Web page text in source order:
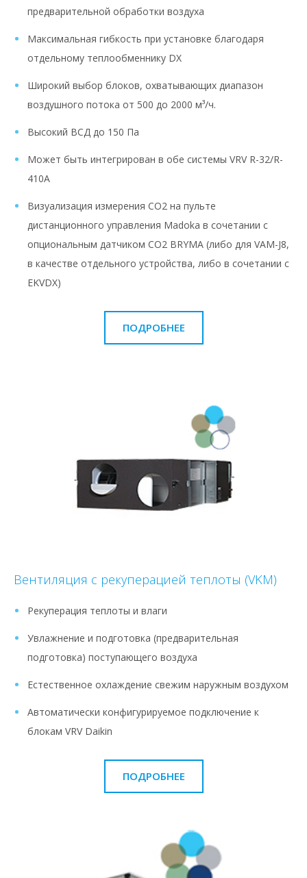
предварительной обработки воздуха
Максимальная гибкость при установке благодаря
отдельному теплообменнику DX
Широкий выбор блоков, охватывающих диапазон
воздушного потока от 500 до 2000 м³/ч.
Высокий ВСД до 150 Па
Может быть интегрирован в обе системы VRV R-32/R-
410A
Визуализация измерения CO2 на пульте
дистанционного управления Madoka в сочетании с
опциональным датчиком CO2 BRYMA (либо для VAM-J8,
в качестве отдельного устройства, либо в сочетании с
EKVDX)
ПОДРОБНЕЕ
Вентиляция с рекуперацией теплоты (VKM)
Рекуперация теплоты и влаги
Увлажнение и подготовка (предварительная
подготовка) поступающего воздуха
Естественное охлаждение свежим наружным воздухом
Автоматически конфигурируемое подключение к
блокам VRV Daikin
ПОДРОБНЕЕ